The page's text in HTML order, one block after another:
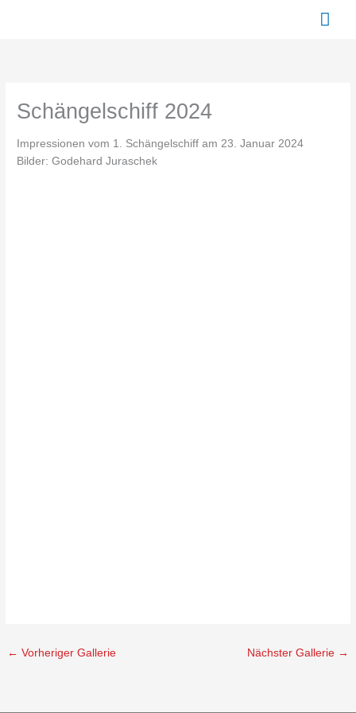
Schängelschiff 2024
Impressionen vom 1. Schängelschiff am 23. Januar 2024
Bilder: Godehard Juraschek
← Vorheriger Gallerie Nächster Gallerie →